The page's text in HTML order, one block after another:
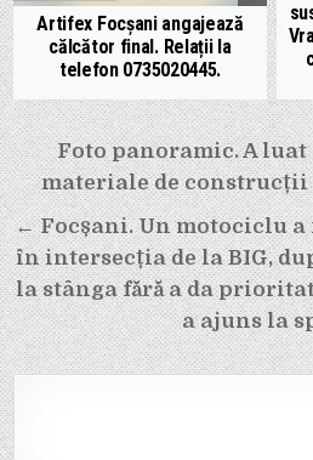
Artifex Focșani angajează
călcător final. Relații la
telefon 0735020445.
Navigare
în
articole
Foto panoramic. A
materiale de construcții
← Focșani. Un motociclu
în intersecția de la BIG,
la stânga fără a da
a ajuns la